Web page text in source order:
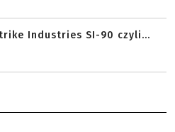
Industries SI-90 czyli...